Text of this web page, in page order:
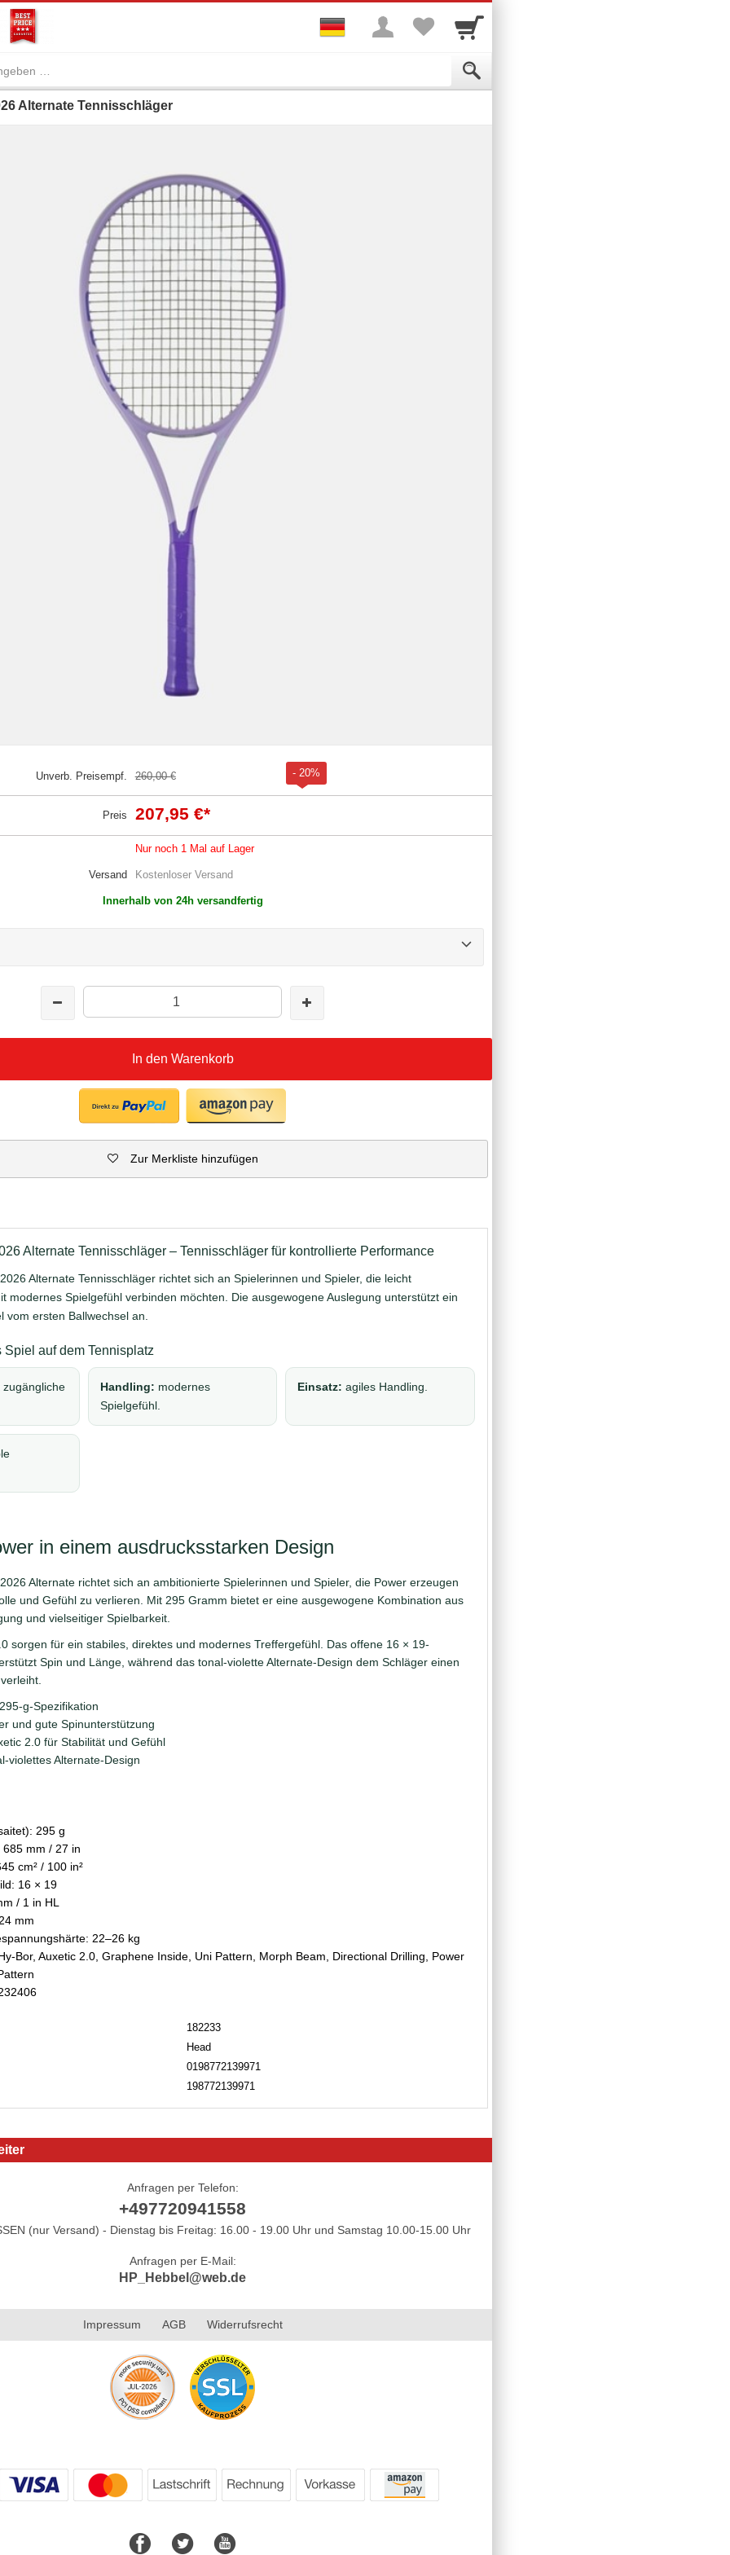
Alternate Tennisschläger
Unverb. Preisempf. 260,00 € - 20%
Preis 207,95 €*
Nur noch 1 Mal auf Lager
Versand Kostenloser Versand
Innerhalb von 24h versandfertig
In den Warenkorb
Zur Merkliste hinzufügen
Alternate Tennisschläger – Tennisschläger für kontrollierte Performance
Alternate Tennisschläger richtet sich an Spielerinnen und Spieler, die leicht
modernes Spielgefühl verbinden möchten. Die ausgewogene Auslegung unterstützt ein
vom ersten Ballwechsel an.
Spiel auf dem Tennisplatz
zugängliche
Handling: modernes
Spielgefühl.
Einsatz: agiles Handling.
in einem ausdrucksstarken Design
Alternate richtet sich an ambitionierte Spielerinnen und Spieler, die Power erzeugen
und Gefühl zu verlieren. Mit 295 Gramm bietet er eine ausgewogene Kombination aus
und vielseitiger Spielbarkeit.
sorgen für ein stabiles, direktes und modernes Treffergefühl. Das offene 16 × 19-
Spin und Länge, während das tonal-violette Alternate-Design dem Schläger einen
g-Spezifikation
und gute Spinunterstützung
2.0 für Stabilität und Gefühl
violettes Alternate-Design
295 g
mm / 27 in
cm² / 100 in²
16 × 19
/ 1 in HL
mm
22–26 kg
Bor, Auxetic 2.0, Graphene Inside, Uni Pattern, Morph Beam, Directional Drilling, Power
182233
Head
0198772139971
198772139971
Anfragen per Telefon:
+497720941558
(nur Versand) - Dienstag bis Freitag: 16.00 - 19.00 Uhr und Samstag 10.00-15.00 Uhr
Anfragen per E-Mail:
HP_Hebbel@web.de
Impressum AGB Widerrufsrecht